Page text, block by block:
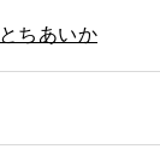
とちあいか